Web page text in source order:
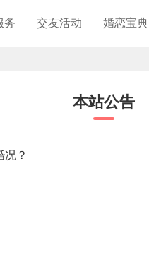
务 交友活动 婚恋宝典
本站公告
况？